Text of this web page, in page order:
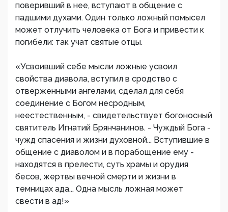
поверивший в нее, вступают в общение с
падшими духами. Один только ложный помысел
может отлучить человека от Бога и привести к
погибели: так учат святые отцы.
«Усвоивший себе мысли ложные усвоил
свойства диавола, вступил в сродство с
отверженными ангелами, сделал для себя
соединение с Богом несродным,
неестественным, - свидетельствует богоносный
святитель Игнатий Брянчанинов. - Чуждый Бога -
чужд спасения и жизни духовной... Вступившие в
общение с диаволом и в порабощение ему -
находятся в прелести, суть храмы и орудия
бесов, жертвы вечной смерти и жизни в
темницах ада... Одна мысль ложная может
свести в ад!»